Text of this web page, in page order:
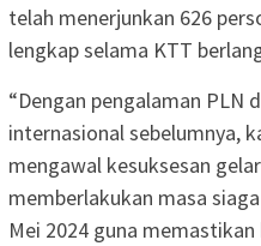
telah menerjunkan 626
lengkap selama KTT
“Dengan pengalaman PLN
internasional sebelumnya,
mengawal kesuksesan
memberlakukan masa
Mei 2024 guna